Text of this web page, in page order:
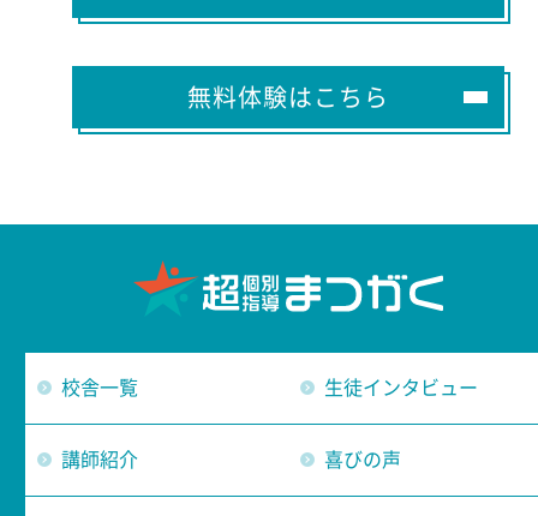
無料体験はこちら
校舎一覧 生徒インタビュー
講師紹介 喜びの声